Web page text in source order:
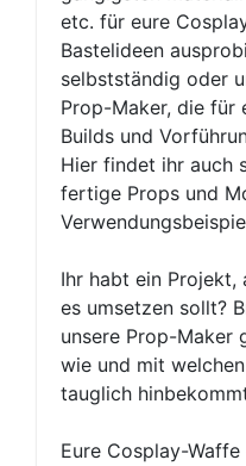
etc. für eure
Bastelideen
selbstständig oder
Prop-Maker, die für
Builds und
Hier findet ihr auch
fertige Props und
Ihr habt ein Projekt,
es umsetzen sollt?
unsere Prop-Maker
wie und mit
tauglich
Eure Cosplay-